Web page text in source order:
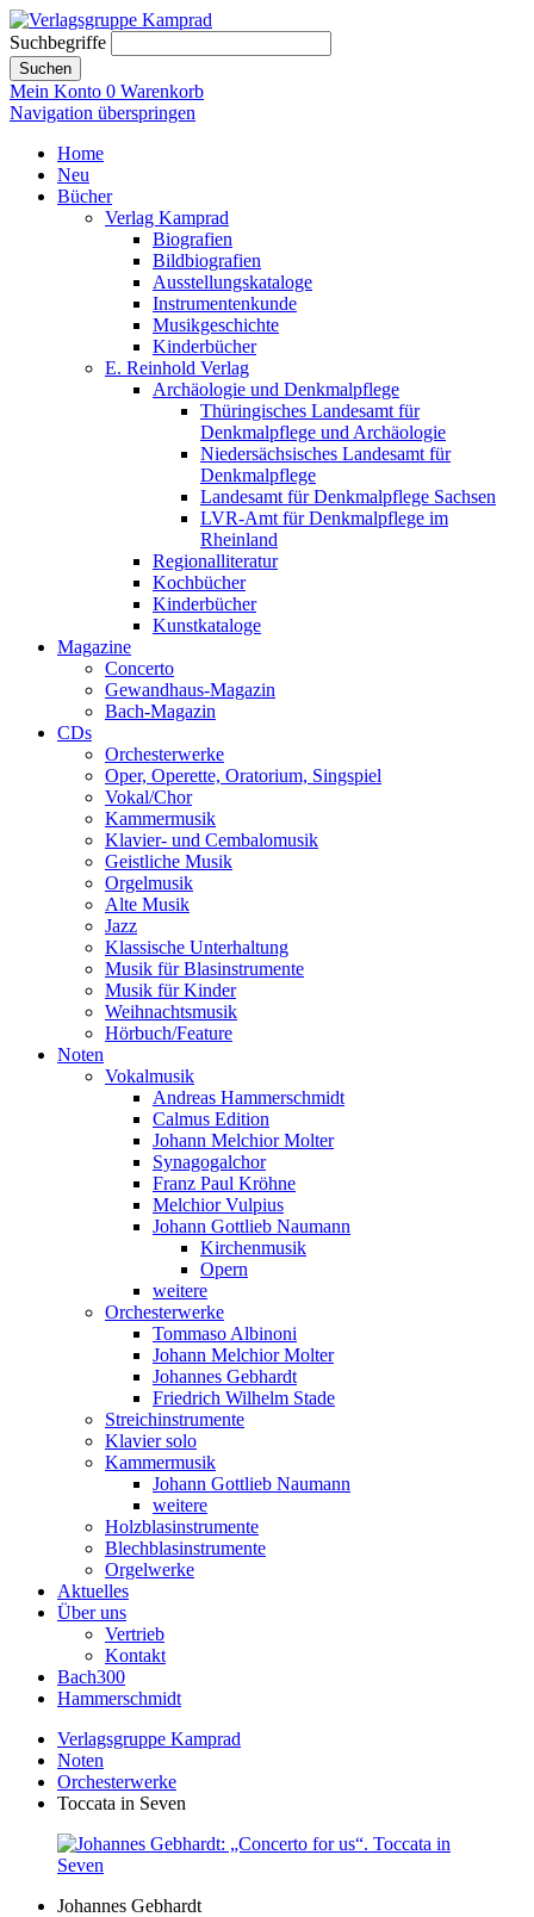
Suchbegriffe
Suchen
Mein Konto 0 Warenkorb
Navigation überspringen
Home
Neu
Bücher
Verlag Kamprad
Biografien
Bildbiografien
Ausstellungskataloge
Instrumentenkunde
Musikgeschichte
Kinderbücher
E. Reinhold Verlag
Archäologie und Denkmalpflege
Thüringisches Landesamt für
Denkmalpflege und Archäologie
Niedersächsisches Landesamt für
Denkmalpflege
Landesamt für Denkmalpflege Sachsen
LVR-Amt für Denkmalpflege im
Rheinland
Regionalliteratur
Kochbücher
Kinderbücher
Kunstkataloge
Magazine
Concerto
Gewandhaus-Magazin
Bach-Magazin
CDs
Orchesterwerke
Oper, Operette, Oratorium, Singspiel
Vokal/Chor
Kammermusik
Klavier- und Cembalomusik
Geistliche Musik
Orgelmusik
Alte Musik
Jazz
Klassische Unterhaltung
Musik für Blasinstrumente
Musik für Kinder
Weihnachtsmusik
Hörbuch/Feature
Noten
Vokalmusik
Andreas Hammerschmidt
Calmus Edition
Johann Melchior Molter
Synagogalchor
Franz Paul Kröhne
Melchior Vulpius
Johann Gottlieb Naumann
Kirchenmusik
Opern
weitere
Orchesterwerke
Tommaso Albinoni
Johann Melchior Molter
Johannes Gebhardt
Friedrich Wilhelm Stade
Streichinstrumente
Klavier solo
Kammermusik
Johann Gottlieb Naumann
weitere
Holzblasinstrumente
Blechblasinstrumente
Orgelwerke
Aktuelles
Über uns
Vertrieb
Kontakt
Bach300
Hammerschmidt
Verlagsgruppe Kamprad
Noten
Orchesterwerke
Toccata in Seven
Johannes Gebhardt